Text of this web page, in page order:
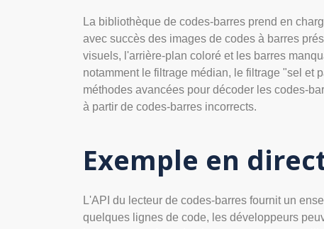
La bibliothèque de codes-barres prend en
avec succès des images de codes à barres
visuels, l'arrière-plan coloré et les barres
notamment le filtrage médian, le filtrage "sel et
méthodes avancées pour décoder les codes-
à partir de codes-barres incorrects.
Exemple en
L'API du lecteur de codes-barres fournit un
quelques lignes de code, les développeurs